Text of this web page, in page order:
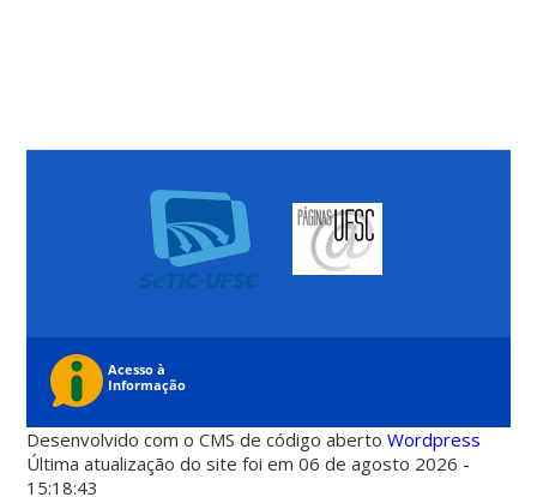
Desenvolvido com o CMS de código abertoWordpress
Última atualização do site foi em 06 de agosto 2026 -
15:18:43